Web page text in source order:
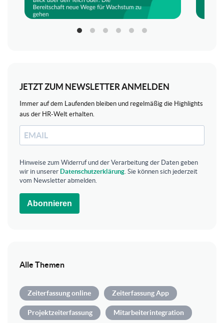
JETZT ZUM NEWSLETTER ANMELDEN
Immer auf dem Laufenden bleiben und regelmäßig die Highlights
aus der HR-Welt erhalten.
Hinweise zum Widerruf und der Verarbeitung der Daten geben
wir in unserer Datenschutzerklärung . Sie können sich jederzeit
vom Newsletter abmelden.
Abonnieren
Alle Themen
Zeiterfassung online Zeiterfassung App
Projektzeiterfassung Mitarbeiterintegration